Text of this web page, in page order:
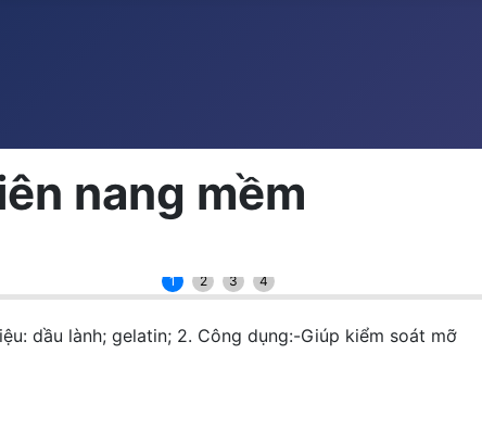
nang mềm
1 2 3 4
dầu lành; gelatin; 2. Công dụng:-Giúp kiểm soát mỡ